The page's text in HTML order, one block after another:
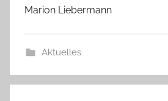
Marion Liebermann
Aktuelles